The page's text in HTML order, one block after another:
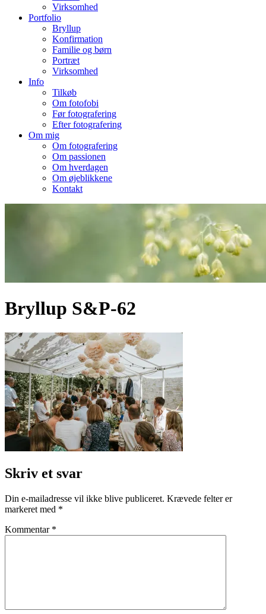
Virksomhed
Portfolio
Bryllup
Konfirmation
Familie og børn
Portræt
Virksomhed
Info
Tilkøb
Om fotofobi
Før fotografering
Efter fotografering
Om mig
Om fotografering
Om passionen
Om hverdagen
Om øjeblikkene
Kontakt
Bryllup S&P-62
Skriv et svar
Din e-mailadresse vil ikke blive publiceret. Krævede felter er
markeret med *
Kommentar *